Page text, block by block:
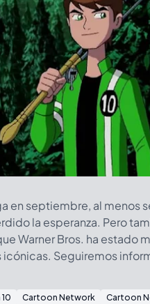
en septiembre, al menos
la esperanza. Pero
Warner Bros. ha estado
Seguiremos
Cartoon Network Cartoon